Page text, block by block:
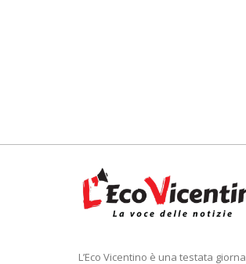
L’Eco Vicentino è una testata